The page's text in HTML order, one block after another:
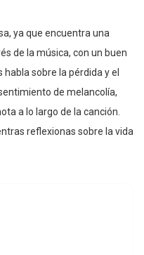
ya que encuentra una
de la música, con un buen
sobre la pérdida y el
de melancolía,
a lo largo de la canción.
reflexionas sobre la vida